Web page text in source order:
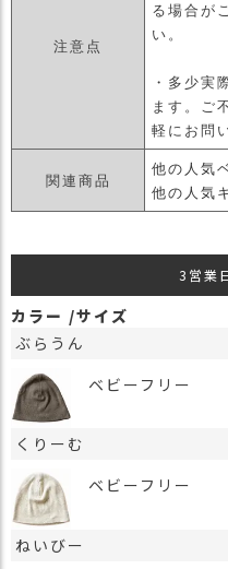
注意点
る場合が
い。
・多少実
ます。ご
軽にお問
関連商品
他の人気
他の人気
3営業
カラー
サイズ
ぶらうん
ベビーフリー
くりーむ
ベビーフリー
ねいびー